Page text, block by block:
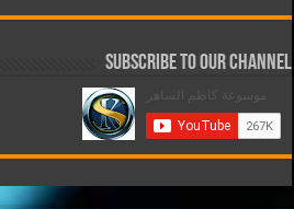
Subscribe to our Channel